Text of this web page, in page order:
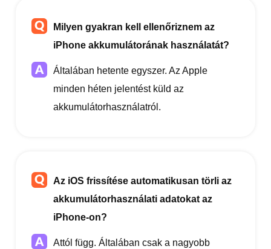
Milyen gyakran kell ellenőriznem az
iPhone akkumulátorának használatát?
Általában hetente egyszer. Az Apple
minden héten jelentést küld az
akkumulátorhasználatról.
Az iOS frissítése automatikusan törli az
akkumulátorhasználati adatokat az
iPhone-on?
Attól függ. Általában csak a nagyobb